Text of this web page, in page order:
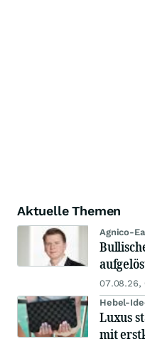
Aktuelle Themen
Agnico-
07.08.26,
Hebel-
Luxus
mit